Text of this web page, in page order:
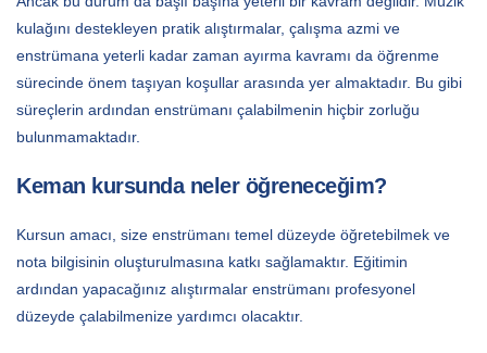
kulağını destekleyen pratik alıştırmalar, çalışma azmi ve
enstrümana yeterli kadar zaman ayırma kavramı da öğrenme
sürecinde önem taşıyan koşullar arasında yer almaktadır. Bu gibi
süreçlerin ardından enstrümanı çalabilmenin hiçbir zorluğu
bulunmamaktadır.
Keman kursunda neler öğreneceğim?
Kursun amacı, size enstrümanı temel düzeyde öğretebilmek ve
nota bilgisinin oluşturulmasına katkı sağlamaktır. Eğitimin
ardından yapacağınız alıştırmalar enstrümanı profesyonel
düzeyde çalabilmenize yardımcı olacaktır.